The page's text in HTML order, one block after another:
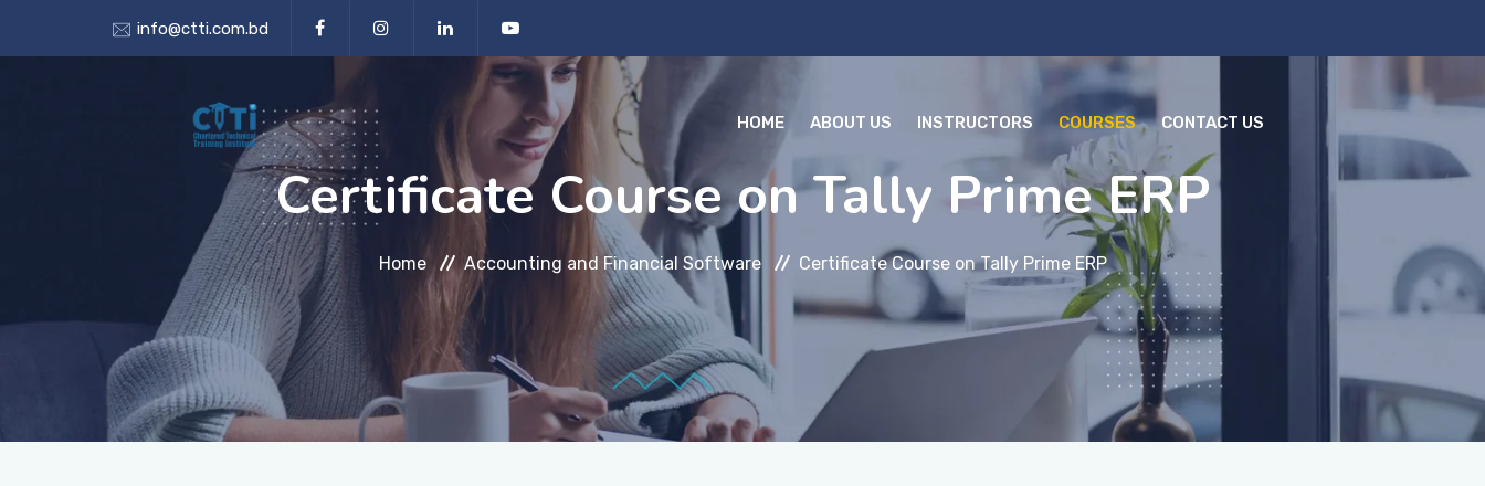
info@ctti.com.bd
HOME ABOUT US INSTRUCTORS COURSES CONTACT US
Certificate Course on Tally Prime ERP
Home Accounting and Financial Software Certificate Course on Tally Prime ERP